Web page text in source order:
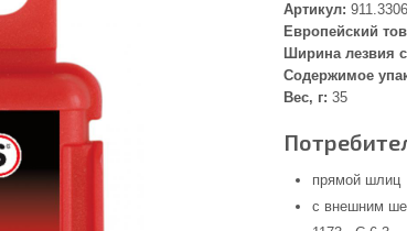
Артикул: 911.3306
Европейский
Ширина лезвия
Содержимое
Вес, г: 35
прямой шлиц
с внешним